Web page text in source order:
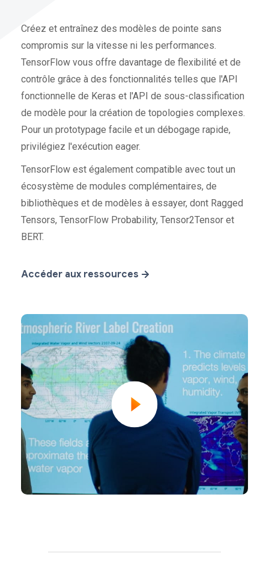
Créez et entraînez des modèles de pointe sans
compromis sur la vitesse ni les performances.
TensorFlow vous offre davantage de flexibilité et de
contrôle grâce à des fonctionnalités telles que l'API
fonctionnelle de Keras et l'API de sous-classification
de modèle pour la création de topologies complexes.
Pour un prototypage facile et un débogage rapide,
privilégiez l'exécution eager.
TensorFlow est également compatible avec tout un
écosystème de modules complémentaires, de
bibliothèques et de modèles à essayer, dont Ragged
Tensors, TensorFlow Probability, Tensor2Tensor et
BERT.
Accéder aux ressources